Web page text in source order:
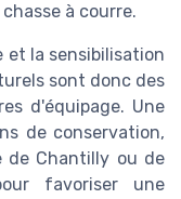
à courre.
et la sensibilisation
sont donc des
d'équipage. Une
de conservation,
de Chantilly ou de
favoriser une